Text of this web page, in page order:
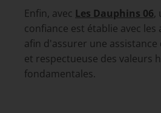
Enfin, avec Les Dauphins 06,
confiance est établie avec les
afin d'assurer une
et respectueuse des valeurs
fondamentales.